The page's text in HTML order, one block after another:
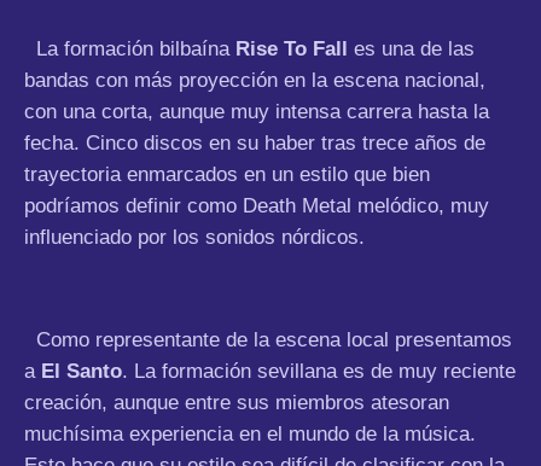
La formación bilbaína Rise To Fall es una de las
bandas con más proyección en la escena nacional,
con una corta, aunque muy intensa carrera hasta la
fecha. Cinco discos en su haber tras trece años de
trayectoria enmarcados en un estilo que bien
podríamos definir como Death Metal melódico, muy
influenciado por los sonidos nórdicos.
Como representante de la escena local presentamos
a El Santo. La formación sevillana es de muy reciente
creación, aunque entre sus miembros atesoran
muchísima experiencia en el mundo de la música.